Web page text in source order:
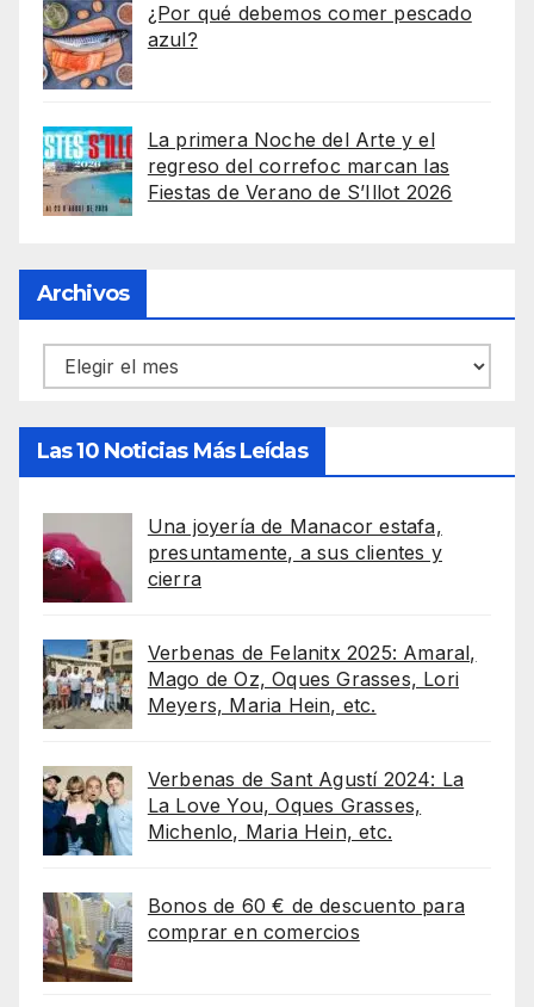
¿Por qué debemos comer pescado
azul?
La primera Noche del Arte y el
regreso del correfoc marcan las
Fiestas de Verano de S’Illot 2026
Archivos
Archivos
Las 10 Noticias Más Leídas
Una joyería de Manacor estafa,
presuntamente, a sus clientes y
cierra
Verbenas de Felanitx 2025: Amaral,
Mago de Oz, Oques Grasses, Lori
Meyers, Maria Hein, etc.
Verbenas de Sant Agustí 2024: La
La Love You, Oques Grasses,
Michenlo, Maria Hein, etc.
Bonos de 60 € de descuento para
comprar en comercios